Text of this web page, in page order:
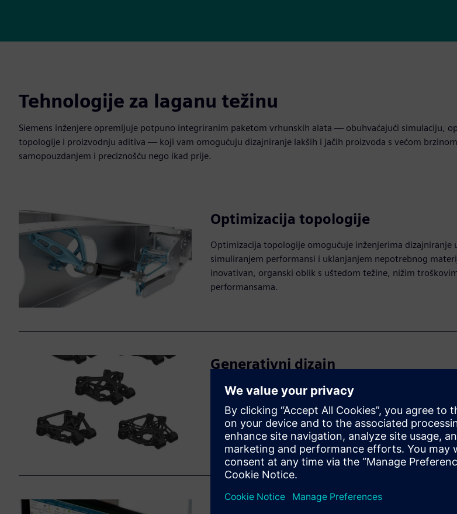
Tehnologije za laganu težinu
Siemens inženjere opremljuje potpuno integriranim paketom vrhunskih alata — obuhvaćajući simulaciju,
topologije i proizvodnju aditiva — koji vam omogućuju dizajniranje lakših i jačih proizvoda s većom
samopouzdanjem i preciznošću nego ikad prije.
Optimizacija topologije
Optimizacija topologije omogućuje inženjerima
simuliranjem performansi i uklanjanjem nepotrebnog
inovativan, organski oblik s uštedom težine, nižim
performansama.
Generativni dizajn
Generativni dizajn koristi AI za automatsko stvaranje više
ograničenja, optimizirajući za ciljeve poput težine, troškova
mogu odabrati i poboljšati dizajn, ubrzavajući proces i